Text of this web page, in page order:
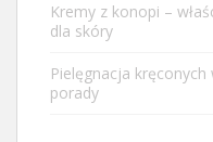
Kremy z konopi –
dla skóry
Pielęgnacja
porady